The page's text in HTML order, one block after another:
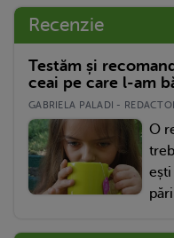
Recenzie
Testăm și
ceai pe care l-am
GABRIELA PALADI -
O